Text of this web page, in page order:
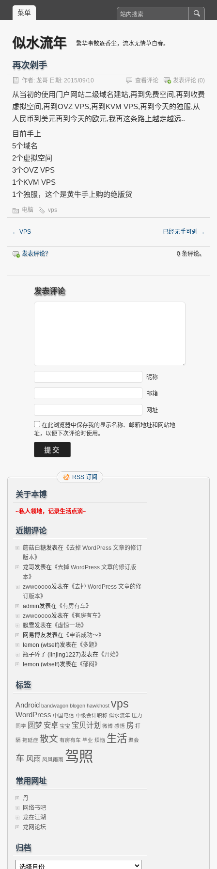
菜单
似水流年 繁华事散逐香尘，流水无情草自春。
再次剁手
作者: 龙哥 日期: 2015/09/10 发表评论 (0)
查看评论
从当初的使用门户网站二级域名建站,再到免费空间,再到收费
虚拟空间,再到OVZ VPS,再到KVM VPS,再到今天的独服,从
人民币到美元再到今天的欧元,我再这条路上越走越远..
目前手上
5个域名
2个虚拟空间
3个OVZ VPS
1个KVM VPS
1个独服，这个是黄牛手上购的绝版货
电脑 vps
← VPS 已经无手可剁 →
发表评论？ 0 条评论。
发表评论
昵称
邮箱
网址
在此浏览器中保存我的显示名称、邮箱地址和网站地
址，以便下次评论时使用。
RSS 订阅
关于本博
~私人领地，记录生活点滴~
近期评论
蘑菇白糖发表在《去掉 WordPress 文章的修订
版本》
龙哥发表在《去掉 WordPress 文章的修订版
本》
zwwooooo发表在《去掉 WordPress 文章的修
订版本》
admin发表在《有房有车》
zwwooooo发表在《有房有车》
飘雪发表在《虚惊一场》
网易博友发表在《申诉成功～》
lemon (wtself)发表在《多题》
瓶子碎了 (linjing1227)发表在《开始》
lemon (wtself)发表在《郁闷》
标签
Android bandwagon blogcn hawkhost vps
WordPress 中国电信 中级会计职称 似水流年 压力
同学 圆梦 安卓 宝宝 宝贝计划 微博 感悟 房 打
隔 拖延症 散文 有房有车 毕业 烦恼 生活 聚会
车 风雨 风风雨雨 驾照
常用网址
丹
网络书吧
龙在江湖
龙网论坛
归档
归